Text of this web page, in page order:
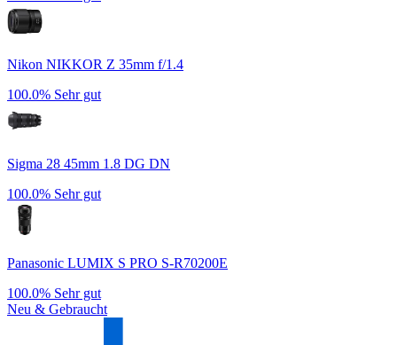
Nikon NIKKOR Z 35mm f/1.4
100.0% Sehr gut
Sigma 28 45mm 1.8 DG DN
100.0% Sehr gut
Panasonic LUMIX S PRO S-R70200E
100.0% Sehr gut
Neu & Gebraucht